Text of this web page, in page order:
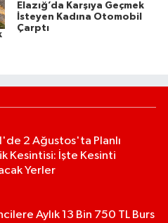
Elazığ’da Karşıya Geçmek
İsteyen Kadına Otomobil
Çarptı
2 Ağustos'ta Planlı
Kesintisi: İşte Kesinti
Yerler
Aylık 13 Bin 750 TL Burs